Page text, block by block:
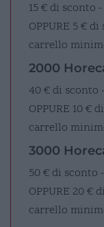
15 € di sconto
OPPURE 5 € di
carrello
2000
40 € di sconto
OPPURE 10 €
carrello
3000
50 € di sconto
OPPURE 20 €
carrello